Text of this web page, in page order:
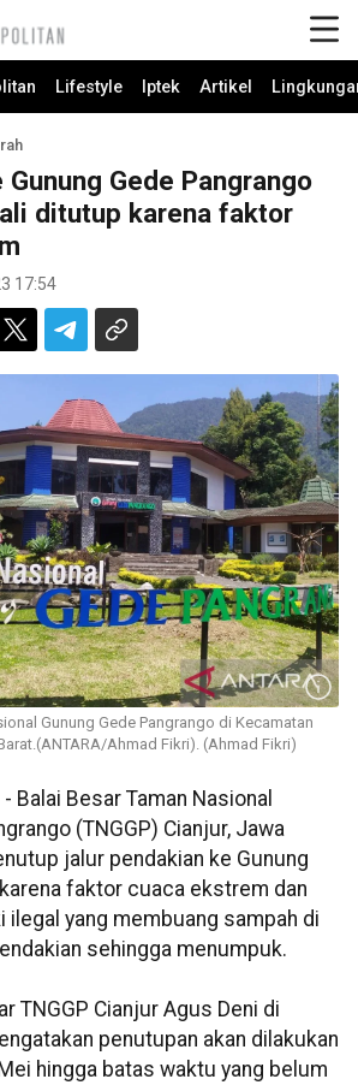
Lifestyle Iptek Artikel
Gede Pangrango
ditutup karena faktor
17:54
Gunung Gede Pangrango di Kecamatan
Ahmad Fikri). (Ahmad Fikri)
Balai Besar Taman Nasional
(TNGGP) Cianjur, Jawa
jalur pendakian ke Gunung
faktor cuaca ekstrem dan
ilegal yang membuang sampah di
sehingga menumpuk.
TNGGP Cianjur Agus Deni di
penutupan akan dilakukan
hingga batas waktu yang belum